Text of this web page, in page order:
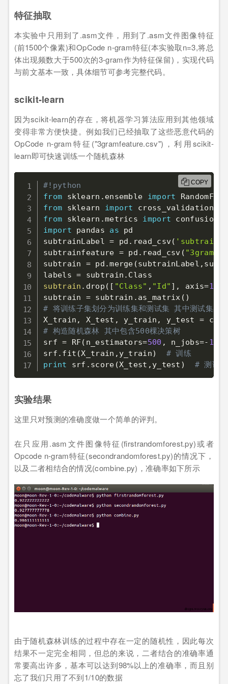
特征抽取
本实验中只用到了.asm文件，用到了.asm文件图像特征
(前1500个像素)和OpCode n-gram特征(本实验取n=3,将总
体出现频数大于500次的3-gram作为特征保留)，实现代码
与前文基本一致，具体细节可参考完整代码。
scikit-learn
因为scikit-learn的存在，将机器学习算法应用到其他领域
变得非常方便快捷。例如我们已经抽取了这些恶意代码的
OpCode n-gram特征("3gramfeature.csv")，利用scikit-
learn即可快速训练一个随机森林
#!python
from sklearn . ensemble import
from sklearn import
from sklearn .metrics import
import pandas as pd
subtrainLabel = pd . read_csv(
subtrainfeature = pd . read_csv (
subtrain = pd .merge (subtrainLabel ,
labels = subtrain .
subtrain . drop ( [ "Class" , "Id" ] , axis=1
subtrain = subtrain . as_matrix ( )
# 将训练子集划分为训练集和测试集 其中测试集占
X_train , X_test , y_train , y_test =
# 构造随机森林 其中包含500棵决策树
srf = RF( n_estimators=500 , n_jobs=- 1
srf . fit (X_train , y_train)
# 训练
print srf . score (X_test , y_test ) # 测试
COPY
实验结果
这里只对预测的准确度做一个简单的评判。
在只应用.asm文件图像特征(firstrandomforest.py)或者
Opcode n-gram特征(secondrandomforest.py)的情况下，
以及二者相结合的情况(combine.py)，准确率如下所示
由于随机森林训练的过程中存在一定的随机性，因此每次
结果不一定完全相同，但总的来说，二者结合的准确率通
常要高出许多，基本可以达到98%以上的准确率，而且别
忘了我们只用了不到1/10的数据